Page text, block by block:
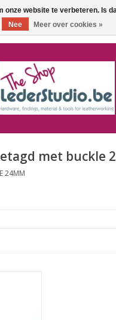
met buckle
24MM
onze website te verbeteren. Is
Nee
Meer over cookies »